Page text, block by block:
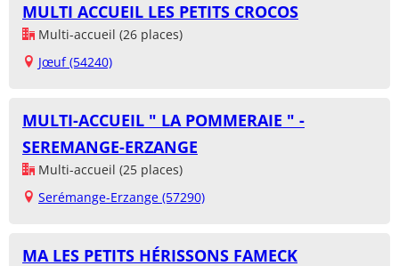
MULTI ACCUEIL LES PETITS CROCOS
Multi-accueil (26 places)
Jœuf (54240)
MULTI-ACCUEIL " LA POMMERAIE " -
SEREMANGE-ERZANGE
Multi-accueil (25 places)
Serémange-Erzange (57290)
MA LES PETITS HÉRISSONS FAMECK